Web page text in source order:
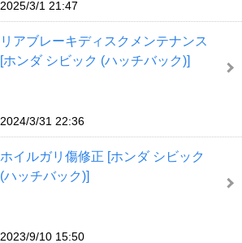
2025/3/1 21:47
リアブレーキディスクメンテナンス
[ホンダ シビック (ハッチバック)]
2024/3/31 22:36
ホイルガリ傷修正 [ホンダ シビック
(ハッチバック)]
2023/9/10 15:50